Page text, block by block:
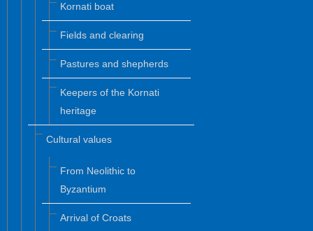
Kornati boat
Fields and clearing
Pastures and shepherds
Keepers of the Kornati
heritage
Cultural values
From Neolithic to
Byzantium
Arrival of Croats